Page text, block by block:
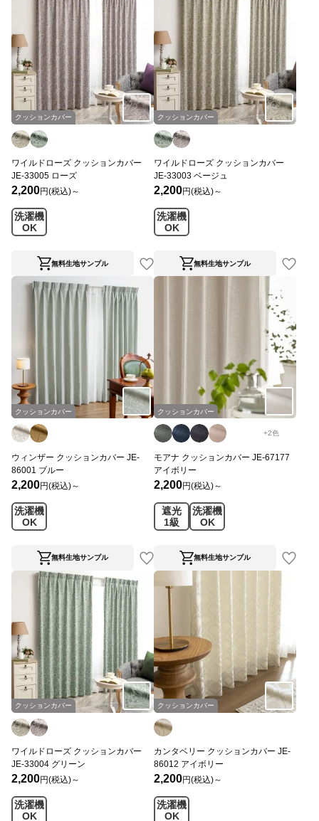
クッションカバー
ワイルドローズ クッションカバー
JE-33005 ローズ
2,200円(税込)～
洗濯機
OK
無料生地サンプル
クッションカバー
ワイルドローズ クッションカバー
JE-33003 ベージュ
2,200円(税込)～
洗濯機
OK
無料生地サンプル
クッションカバー
ウィンザー クッションカバー JE-
86001 ブルー
2,200円(税込)～
洗濯機
OK
無料生地サンプル
クッションカバー
+2色
モアナ クッションカバー JE-67177
アイボリー
2,200円(税込)～
遮光
1級
洗濯機
OK
無料生地サンプル
クッションカバー
ワイルドローズ クッションカバー
JE-33004 グリーン
2,200円(税込)～
洗濯機
OK
クッションカバー
カンタベリー クッションカバー JE-
86012 アイボリー
2,200円(税込)～
洗濯機
OK